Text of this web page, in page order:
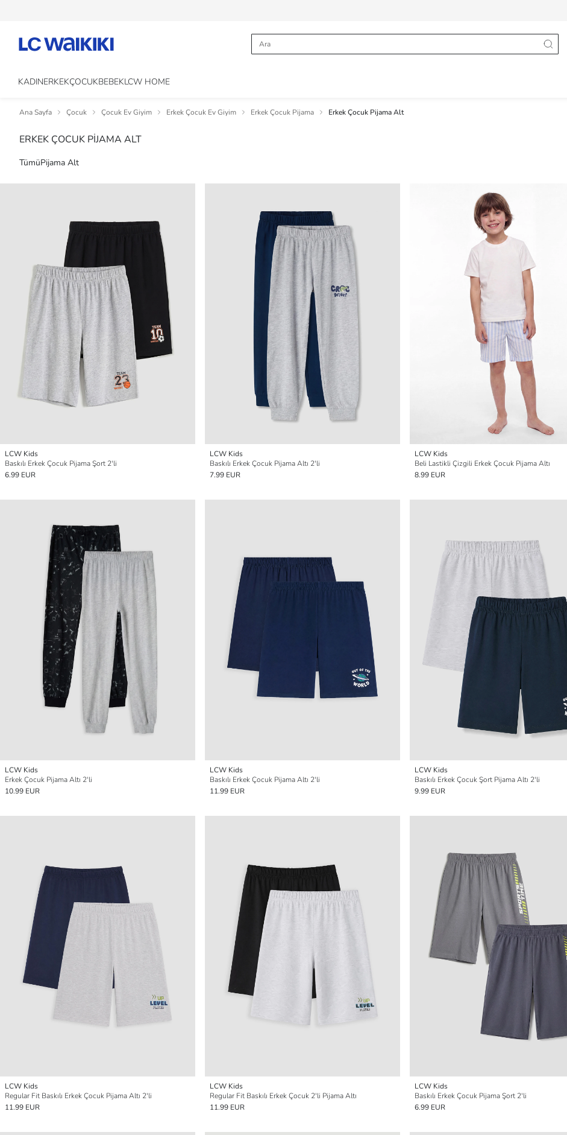
KADINERKEKÇOCUKBEBEKLCW HOME
Ana Sayfa Çocuk Çocuk Ev Giyim Erkek Çocuk Ev Giyim Erkek Çocuk Pijama Erkek Çocuk Pijama Alt
ERKEK ÇOCUK PİJAMA ALT
TümüPijama Alt
LCW Kids
Baskılı Erkek Çocuk Pijama Şort 2'li
6.99 EUR
LCW Kids
Baskılı Erkek Çocuk Pijama Altı 2'li
7.99 EUR
LCW Kids
Beli Lastikli Çizgili Erkek Çocuk Pijama Altı
8.99 EUR
LCW Kids
Erkek Çocuk Pijama Altı 2'li
10.99 EUR
LCW Kids
Baskılı Erkek Çocuk Pijama Altı 2'li
11.99 EUR
LCW Kids
Baskılı Erkek Çocuk Şort Pijama Altı 2'li
9.99 EUR
LCW Kids
Regular Fit Baskılı Erkek Çocuk Pijama Altı 2'li
11.99 EUR
LCW Kids
Regular Fit Baskılı Erkek Çocuk 2'li Pijama Altı
11.99 EUR
LCW Kids
Baskılı Erkek Çocuk Pijama Şort 2'li
6.99 EUR